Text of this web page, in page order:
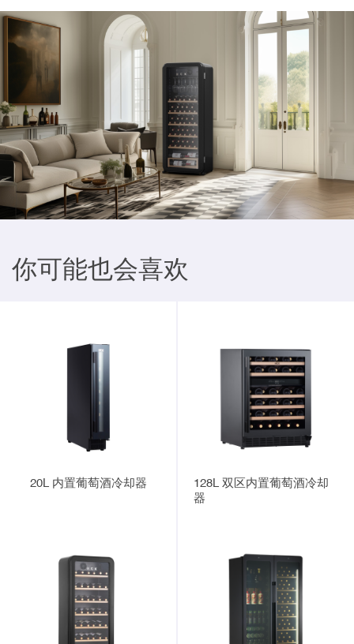
你可能也会喜欢
20L 内置葡萄酒冷却器
128L 双区内置葡萄酒冷却
器